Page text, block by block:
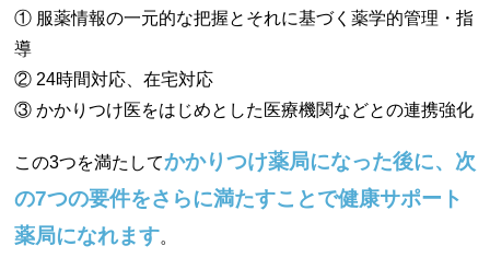
① 服薬情報の一元的な把握とそれに基づく薬学的管理・指
導
② 24時間対応、在宅対応
③ かかりつけ医をはじめとした医療機関などとの連携強化
この3つを満たしてかかりつけ薬局になった後に、次
の7つの要件をさらに満たすことで健康サポート
薬局になれます。